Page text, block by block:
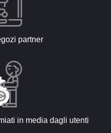
partner
in media dagli utenti